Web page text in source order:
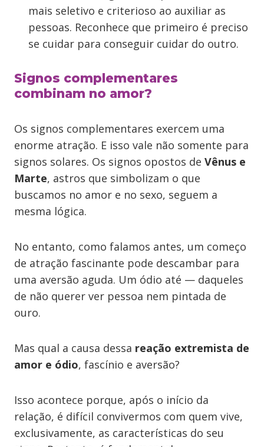
mais seletivo e criterioso ao auxiliar as
pessoas. Reconhece que primeiro é preciso
se cuidar para conseguir cuidar do outro.
Signos complementares
combinam no amor?
Os signos complementares exercem uma
enorme atração. E isso vale não somente para
signos solares. Os signos opostos de Vênus e
Marte, astros que simbolizam o que
buscamos no amor e no sexo, seguem a
mesma lógica.
No entanto, como falamos antes, um começo
de atração fascinante pode descambar para
uma aversão aguda. Um ódio até — daqueles
de não querer ver pessoa nem pintada de
ouro.
Mas qual a causa dessa reação extremista de
amor e ódio, fascínio e aversão?
Isso acontece porque, após o início da
relação, é difícil convivermos com quem vive,
exclusivamente, as características do seu